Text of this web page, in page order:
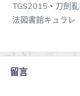
TGS2015 、 刀劍
法図書館キュラレ
留言